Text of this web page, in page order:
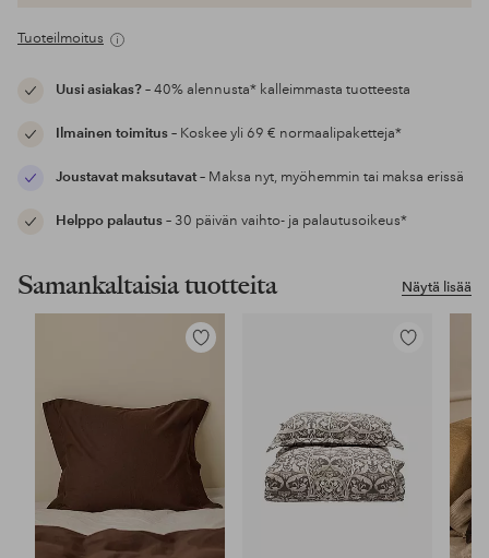
Tuoteilmoitus
Uusi asiakas?– 40% alennusta* kalleimmasta tuotteesta
Ilmainen toimitus– Koskee yli 69 € normaalipaketteja*
Joustavat maksutavat– Maksa nyt, myöhemmin tai maksa erissä
Helppo palautus– 30 päivän vaihto- ja palautusoikeus*
Näytä lisää
Samankaltaisia tuotteita
Lisää
Lisää